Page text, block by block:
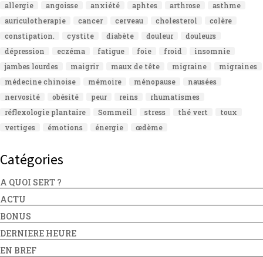
allergie angoisse anxiété aphtes arthrose
asthme
auriculotherapie
cancer cerveau cholesterol
colère
constipation.
cystite diabète douleur
douleurs
dépression
eczéma fatigue foie froid
insomnie
jambes lourdes
maigrir maux de tête migraine
migraines
médecine chinoise
mémoire ménopause
nausées
nervosité
obésité peur reins
rhumatismes
réflexologie plantaire
Sommeil stress thé vert
toux
vertiges
émotions énergie œdème
Catégories
A QUOI SERT ?
ACTU
BONUS
DERNIERE HEURE
EN BREF